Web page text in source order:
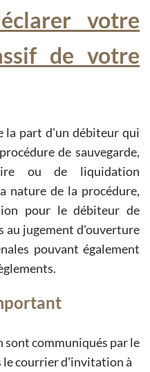
votre
de votre
la part d'un débiteur qui
la procédure,
pour le débiteur de
au jugement d'ouverture
le bénéficiaire des règlements.
communiqués par le
courrier d’invitation à